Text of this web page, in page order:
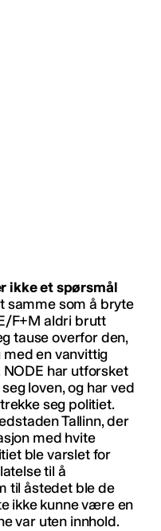
ikke et spørsmål
samme som å bryte
F+M aldri brutt
tause overfor den,
en vanvittig
har utforsket
loven, og har ved
seg politiet.
Tallinn, der
med hvite
ble varslet for
til å
til åstedet ble de
ikke kunne være en
var uten innhold.